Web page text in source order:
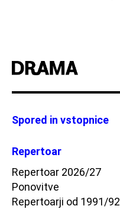
Spored in vstopnice
Repertoar
Repertoar 2026/27
Ponovitve
Repertoarji od 1991/92